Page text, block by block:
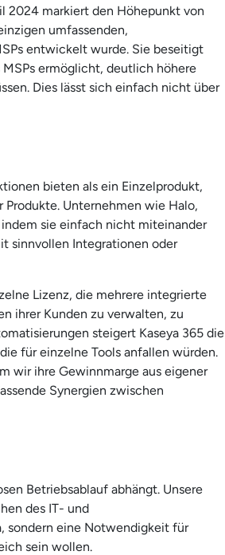
2024 markiert den Höhepunkt von
umfassenden,
entwickelt wurde. Sie beseitigt
ermöglicht, deutlich höhere
Dies lässt sich einfach nicht über
bieten als ein Einzelprodukt,
Unternehmen wie Halo,
sie einfach nicht miteinander
sinnvollen Integrationen oder
Lizenz, die mehrere integrierte
ihrer Kunden zu verwalten, zu
steigert Kaseya 365 die
für einzelne Tools anfallen würden.
wir ihre Gewinnmarge aus eigener
Synergien zwischen
Betriebsablauf abhängt. Unsere
des IT- und
sondern eine Notwendigkeit für
sein wollen.